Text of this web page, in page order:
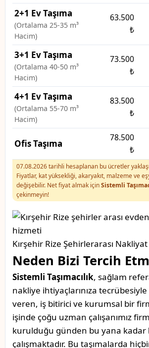
2+1 Ev Taşıma
(Ortalama 25-35 m³
Hacim)
63.500
₺
3+1 Ev Taşıma
(Ortalama 40-50 m³
Hacim)
73.500
₺
4+1 Ev Taşıma
(Ortalama 55-70 m³
Hacim)
83.500
₺
Ofis Taşıma
78.500
₺
07.08.2026 tarihli hesaplanan bu ücretler
Fiyatlar, kat yüksekliği, akaryakıt, malzeme ve
değişebilir. Net fiyat almak içinSistemli
çekinmeyin!
Kırşehir Rize Şehirlerarası Nakliyat
Neden Bizi Tercih
Sistemli Taşımacılık, sağlam
nakliye ihtiyaçlarınıza tecrübesiyle
veren, iş bitirici ve kurumsal bir
işinde çoğu uzman çalışanımız
kurulduğu günden bu yana kadar
çalışmaktadır. Bu taşımalarda